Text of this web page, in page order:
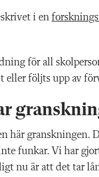
i en
för all
eller följts upp av
här granskningen.
funkar. Vi har
nu är att det tar